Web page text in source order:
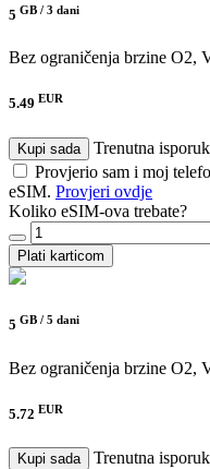
5 GB / 3 dani
Bez ograničenja brzine O2,
5.49 EUR
Kupi sada
Trenutna
Provjerio sam i moj
eSIM. Provjeri ovdje
Koliko eSIM-ova trebate?
Plati karticom
5 GB / 5 dani
Bez ograničenja brzine O2,
5.72 EUR
Kupi sada
Trenutna